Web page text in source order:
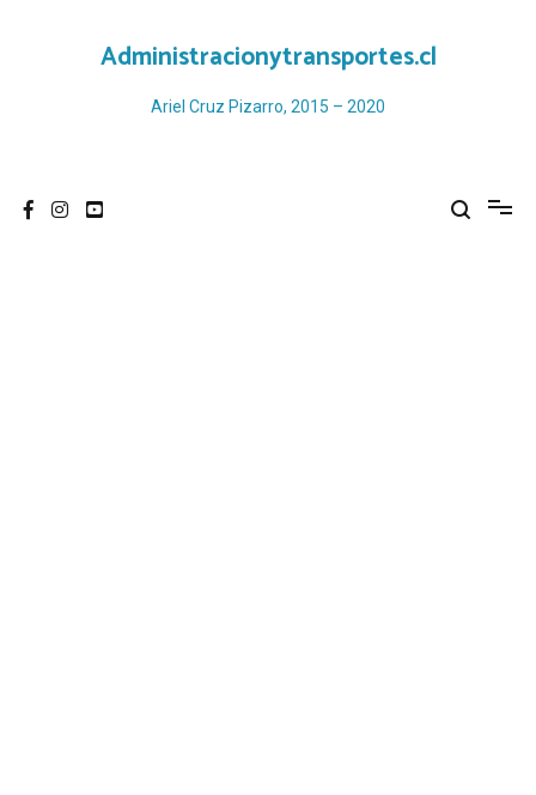
Administracionytransportes.cl
Ariel Cruz Pizarro, 2015 – 2020